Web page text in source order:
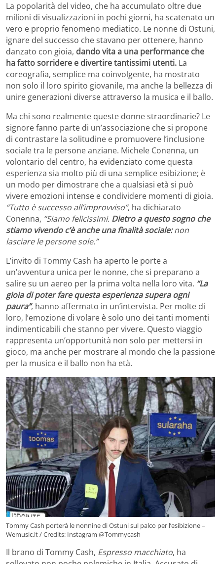
La popolarità del video, che ha accumulato oltre due
milioni di visualizzazioni in pochi giorni, ha scatenato un
vero e proprio fenomeno mediatico. Le nonne di Ostuni,
ignare del successo che stavano per ottenere, hanno
danzato con gioia, dando vita a una performance che
ha fatto sorridere e divertire tantissimi utenti. La
coreografia, semplice ma coinvolgente, ha mostrato
non solo il loro spirito giovanile, ma anche la bellezza di
unire generazioni diverse attraverso la musica e il ballo.
Ma chi sono realmente queste donne straordinarie? Le
signore fanno parte di un’associazione che si propone
di contrastare la solitudine e promuovere l’inclusione
sociale tra le persone anziane. Michele Conenna, un
volontario del centro, ha evidenziato come questa
esperienza sia molto più di una semplice esibizione; è
un modo per dimostrare che a qualsiasi età si può
vivere emozioni intense e condividere momenti di gioia.
“Tutto è successo all’improvviso”, ha dichiarato
Conenna, “Siamo felicissimi. Dietro a questo sogno che
stiamo vivendo c’è anche una finalità sociale:non
lasciare le persone sole.”
L’invito di Tommy Cash ha aperto le porte a
un’avventura unica per le nonne, che si preparano a
salire su un aereo per la prima volta nella loro vita. “La
gioia di poter fare questa esperienza supera ogni
paura”, hanno affermato in un’intervista. Per molte di
loro, l’emozione di volare è solo uno dei tanti momenti
indimenticabili che stanno per vivere. Questo viaggio
rappresenta un’opportunità non solo per mettersi in
gioco, ma anche per mostrare al mondo che la passione
per la musica e il ballo non ha età.
Tommy Cash porterà le nonnine di Ostuni sul palco per l’esibizione –
Wemusic.it / Credits: Instagram @Tommycash
Il brano di Tommy Cash, Espresso macchiato, ha